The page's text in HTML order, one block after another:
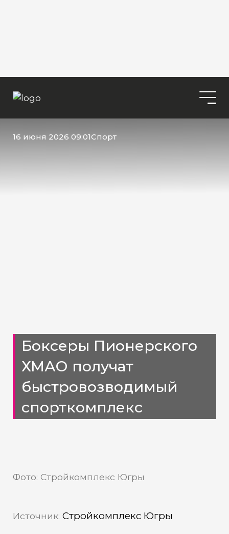
16 июня 2026 09:01Спорт
Боксеры Пионерского
ХМАО получат
быстровозводимый
спорткомплекс
Фото: Стройкомплекс Югры
Источник: Стройкомплекс Югры